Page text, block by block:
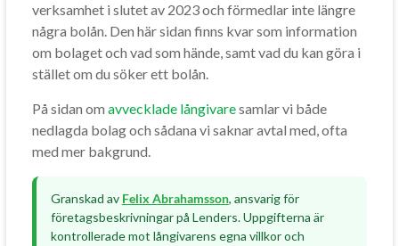
verksamhet i slutet av 2023 och förmedlar inte längre
några bolån. Den här sidan finns kvar som information
om bolaget och vad som hände, samt vad du kan göra i
stället om du söker ett bolån.
På sidan om avvecklade långivaresamlar vi både
nedlagda bolag och sådana vi saknar avtal med, ofta
med mer bakgrund.
Granskad av Felix Abrahamsson, ansvarig för
företagsbeskrivningar på Lenders. Uppgifterna är
kontrollerade mot långivarens egna villkor och